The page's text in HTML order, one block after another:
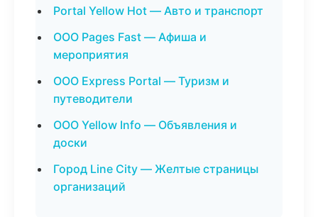
Portal Yellow Hot — Авто и транспорт
ООО Pages Fast — Афиша и
мероприятия
ООО Express Portal — Туризм и
путеводители
ООО Yellow Info — Объявления и
доски
Город Line City — Желтые страницы
организаций